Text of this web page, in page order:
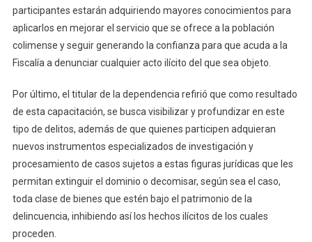
participantes estarán adquiriendo mayores conocimientos para
aplicarlos en mejorar el servicio que se ofrece a la población
colimense y seguir generando la confianza para que acuda a la
Fiscalía a denunciar cualquier acto ilícito del que sea objeto.
Por último, el titular de la dependencia refirió que como resultado
de esta capacitación, se busca visibilizar y profundizar en este
tipo de delitos, además de que quienes participen adquieran
nuevos instrumentos especializados de investigación y
procesamiento de casos sujetos a estas figuras jurídicas que les
permitan extinguir el dominio o decomisar, según sea el caso,
toda clase de bienes que estén bajo el patrimonio de la
delincuencia, inhibiendo así los hechos ilícitos de los cuales
proceden.